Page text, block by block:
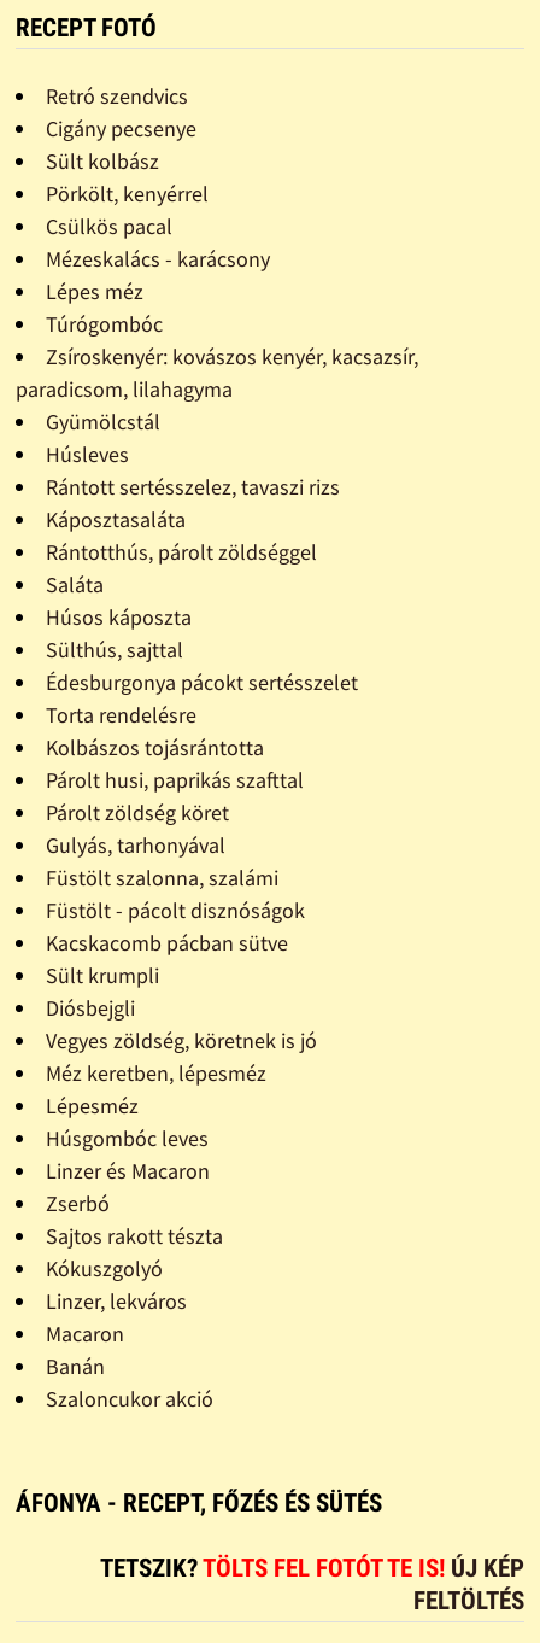
RECEPT FOTÓ
Retró szendvics
Cigány pecsenye
Sült kolbász
Pörkölt, kenyérrel
Csülkös pacal
Mézeskalács - karácsony
Lépes méz
Túrógombóc
Zsíroskenyér: kovászos kenyér, kacsazsír,
paradicsom, lilahagyma
Gyümölcstál
Húsleves
Rántott sertésszelez, tavaszi rizs
Káposztasaláta
Rántotthús, párolt zöldséggel
Saláta
Húsos káposzta
Sülthús, sajttal
Édesburgonya pácokt sertésszelet
Torta rendelésre
Kolbászos tojásrántotta
Párolt husi, paprikás szafttal
Párolt zöldség köret
Gulyás, tarhonyával
Füstölt szalonna, szalámi
Füstölt - pácolt disznóságok
Kacskacomb pácban sütve
Sült krumpli
Diósbejgli
Vegyes zöldség, köretnek is jó
Méz keretben, lépesméz
Lépesméz
Húsgombóc leves
Linzer és Macaron
Zserbó
Sajtos rakott tészta
Kókuszgolyó
Linzer, lekváros
Macaron
Banán
Szaloncukor akció
ÁFONYA - RECEPT, FŐZÉS ÉS SÜTÉS
TETSZIK?TÖLTS FEL FOTÓT TE IS! ÚJ KÉP
FELTÖLTÉS